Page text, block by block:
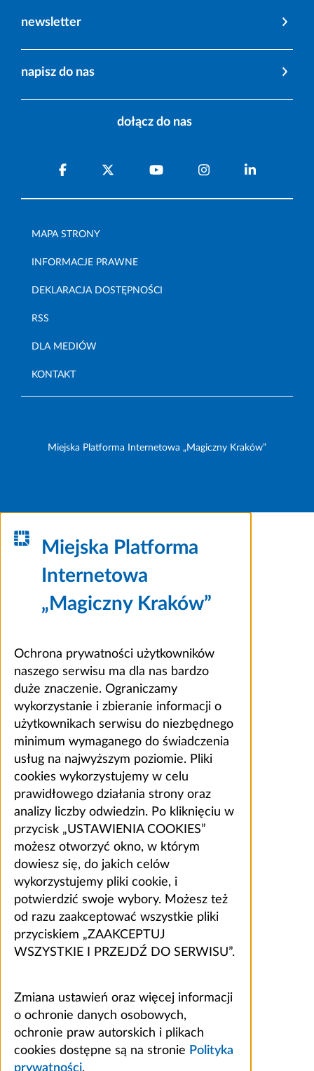
newsletter
napisz do nas
dołącz do nas
MAPA STRONY
INFORMACJE PRAWNE
DEKLARACJA DOSTĘPNOŚCI
RSS
DLA MEDIÓW
KONTAKT
Miejska Platforma Internetowa „Magiczny Kraków”
Miejska Platforma
Internetowa
„Magiczny Kraków”
Ochrona prywatności użytkowników
naszego serwisu ma dla nas bardzo
duże znaczenie. Ograniczamy
wykorzystanie i zbieranie informacji o
użytkownikach serwisu do niezbędnego
minimum wymaganego do świadczenia
usług na najwyższym poziomie. Pliki
cookies wykorzystujemy w celu
prawidłowego działania strony oraz
analizy liczby odwiedzin. Po kliknięciu w
przycisk „USTAWIENIA COOKIES”
możesz otworzyć okno, w którym
dowiesz się, do jakich celów
wykorzystujemy pliki cookie, i
potwierdzić swoje wybory. Możesz też
od razu zaakceptować wszystkie pliki
przyciskiem „ZAAKCEPTUJ
WSZYSTKIE I PRZEJDŹ DO SERWISU”.
Zmiana ustawień oraz więcej informacji
o ochronie danych osobowych,
ochronie praw autorskich i plikach
cookies dostępne są na stronie Polityka
prywatności.